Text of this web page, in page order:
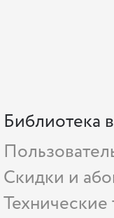
Библиотека
Скидки и
Технические